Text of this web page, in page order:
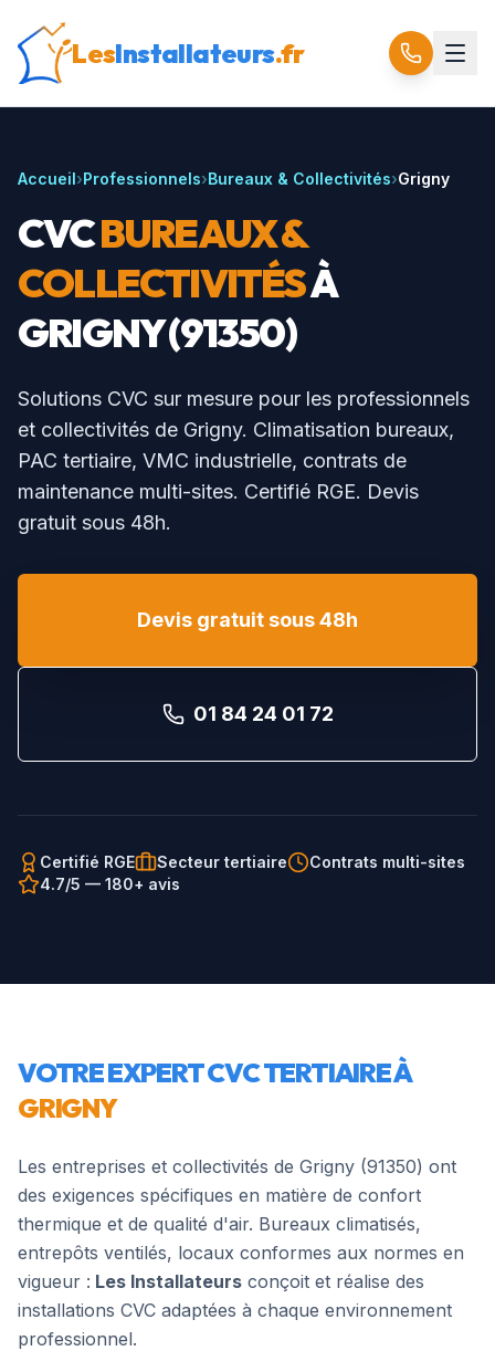
LesInstallateurs.fr
Accueil›Professionnels›Bureaux & Collectivités›Grigny
CVCBUREAUX &
COLLECTIVITÉSÀ
GRIGNY(91350)
Solutions CVC sur mesure pour les professionnels
et collectivités de Grigny. Climatisation bureaux,
PAC tertiaire, VMC industrielle, contrats de
maintenance multi-sites. Certifié RGE. Devis
gratuit sous 48h.
Devis gratuit sous 48h
01 84 24 01 72
Certifié RGE Secteur tertiaire
Contrats multi-sites
4.7/5 — 180+ avis
VOTRE EXPERT CVC TERTIAIRE À
GRIGNY
Les entreprises et collectivités de Grigny (91350) ont
des exigences spécifiques en matière de confort
thermique et de qualité d'air. Bureaux climatisés,
entrepôts ventilés, locaux conformes aux normes en
vigueur : Les Installateurs conçoit et réalise des
installations CVC adaptées à chaque environnement
professionnel.